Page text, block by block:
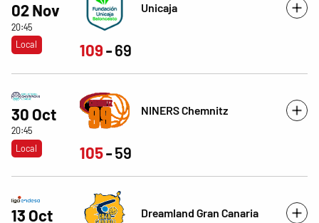
02 Nov
20:45
Local
Unicaja
109 69
30 Oct
20:45
Local
NINERS Chemnitz
105 59
13 Oct Dreamland Gran Canaria